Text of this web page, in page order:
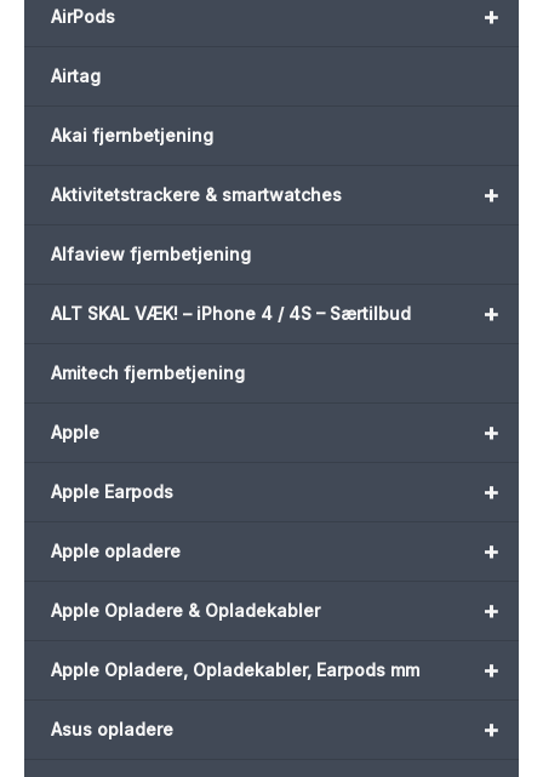
+
AirPods
Airtag
Akai fjernbetjening
+
Aktivitetstrackere & smartwatches
Alfaview fjernbetjening
+
ALT SKAL VÆK! – iPhone 4 / 4S – Særtilbud
Amitech fjernbetjening
+
Apple
+
Apple Earpods
+
Apple opladere
+
Apple Opladere & Opladekabler
+
Apple Opladere, Opladekabler, Earpods mm
+
Asus opladere